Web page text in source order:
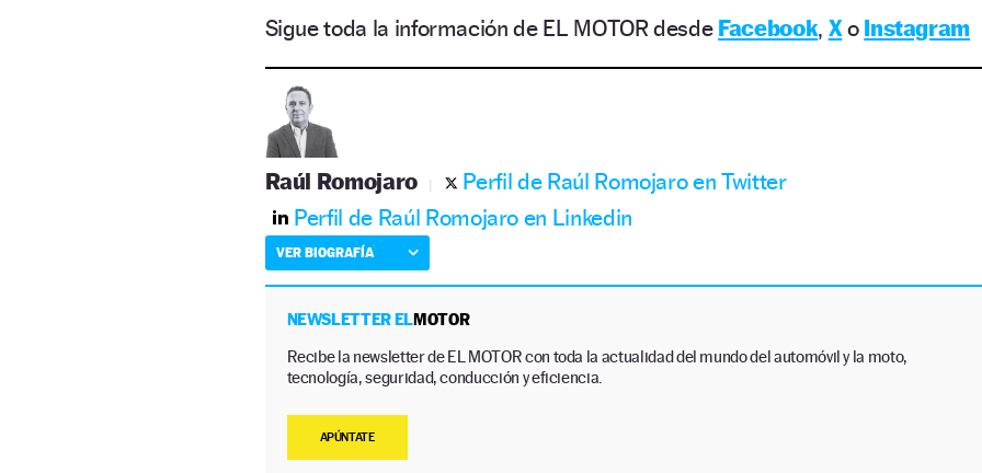
Sigue toda la información de EL MOTOR desde Facebook, Xo Instagram
Raúl Romojaro
Perfil de Raúl Romojaro en Twitter
Perfil de Raúl Romojaro en Linkedin
VER BIOGRAFÍA
NEWSLETTER ELMOTOR
Recibe la newsletter de EL MOTOR con toda la actualidad del mundo del automóvil y la moto,
tecnología, seguridad, conducción y eficiencia.
APÚNTATE